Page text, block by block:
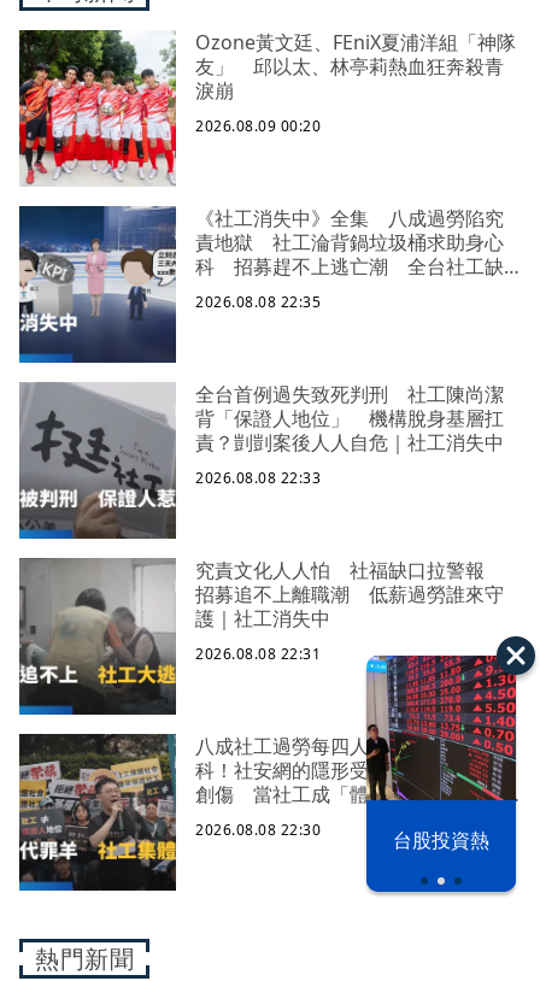
漢光42演習 台股投資熱
Ozone黃文廷、FEniX夏浦洋組「神隊
友」 邱以太、林亭莉熱血狂奔殺青
淚崩
2026.08.09 00:20
《社工消失中》全集 八成過勞陷究
責地獄 社工淪背鍋垃圾桶求助身心
科 招募趕不上逃亡潮 全台社工缺
口警報 揭薪資回捐黑幕 血汗錢遭
剝削
2026.08.08 22:35
全台首例過失致死判刑 社工陳尚潔
背「保證人地位」 機構脫身基層扛
責？剴剴案後人人自危｜社工消失中
2026.08.08 22:33
究責文化人人怕 社福缺口拉警報
招募追不上離職潮 低薪過勞誰來守
護｜社工消失中
2026.08.08 22:31
八成社工過勞每四人有一人求助身心
科！社安網的隱形受災戶 集體心理
創傷 當社工成「體制代罪羊」 防
禦性社工不敢多做無奈趨勢？耗竭殆
盡下的社安網危機｜社工消失中
2026.08.08 22:30
熱門新聞